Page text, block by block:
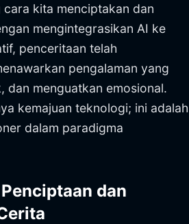
cara kita menciptakan dan
mengintegrasikan AI ke
penceritaan telah
pengalaman yang
dan menguatkan emosional.
kemajuan teknologi; ini adalah
dalam paradigma
dan